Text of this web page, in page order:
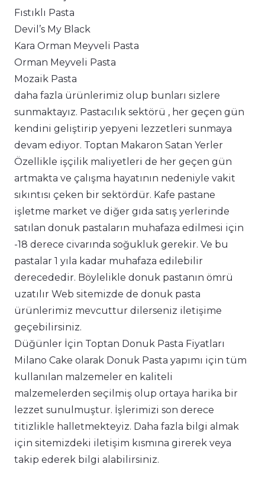
Fıstıklı Pasta
Devil’s My Black
Kara Orman Meyveli Pasta
Orman Meyveli Pasta
Mozaik Pasta
daha fazla ürünlerimiz olup bunları sizlere
sunmaktayız. Pastacılık sektörü , her geçen gün
kendini geliştirip yepyeni lezzetleri sunmaya
devam ediyor. Toptan Makaron Satan Yerler
Özellikle işçilik maliyetleri de her geçen gün
artmakta ve çalışma hayatının nedeniyle vakit
sıkıntısı çeken bir sektördür. Kafe pastane
işletme market ve diğer gıda satış yerlerinde
satılan donuk pastaların muhafaza edilmesi için
-18 derece civarında soğukluk gerekir. Ve bu
pastalar 1 yıla kadar muhafaza edilebilir
derecededir. Böylelikle donuk pastanın ömrü
uzatılır Web sitemizde de donuk pasta
ürünlerimiz mevcuttur dilerseniz iletişime
geçebilirsiniz.
Düğünler İçin Toptan Donuk Pasta Fiyatları
Milano Cake olarak Donuk Pasta yapımı için tüm
kullanılan malzemeler en kaliteli
malzemelerden seçilmiş olup ortaya harika bir
lezzet sunulmuştur. İşlerimizi son derece
titizlikle halletmekteyiz. Daha fazla bilgi almak
için sitemizdeki iletişim kısmına girerek veya
takip ederek bilgi alabilirsiniz.